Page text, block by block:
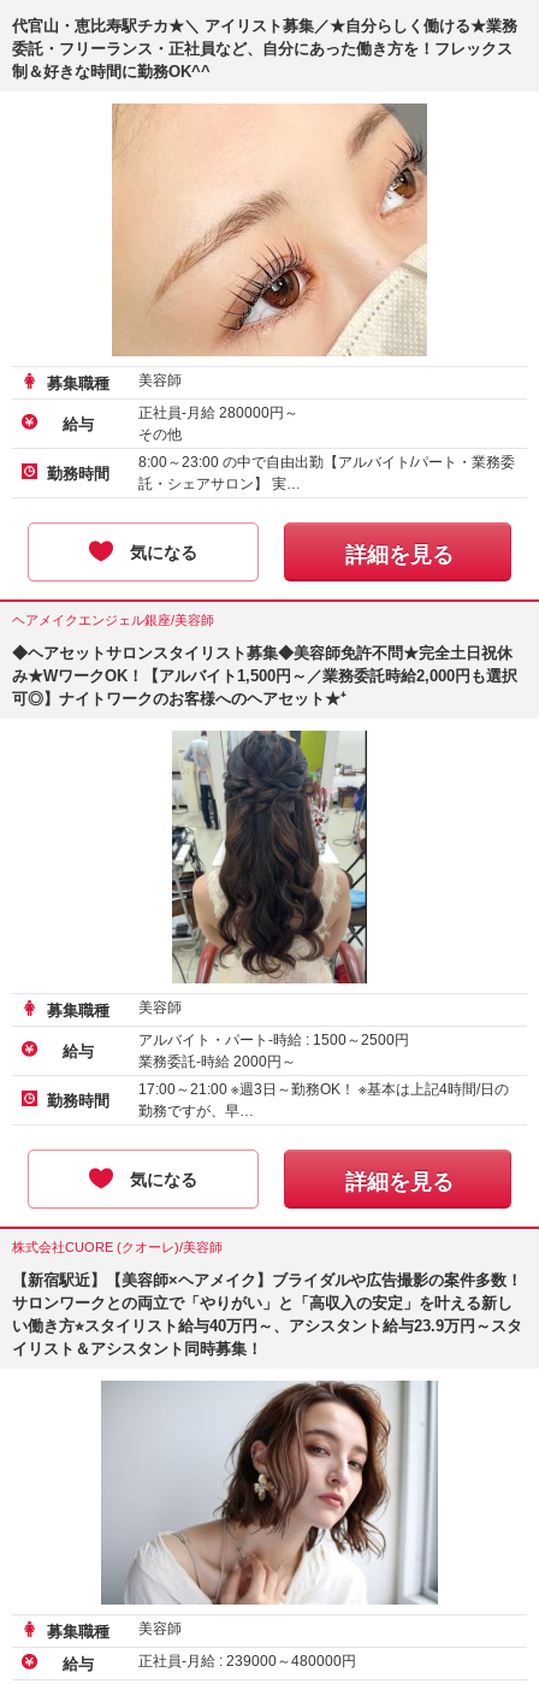
代官山・恵比寿駅チカ★＼ アイリスト募集／★自分らしく働ける★業務
委託・フリーランス・正社員など、自分にあった働き方を！フレックス
制＆好きな時間に勤務OK^^
募集職種 美容師
給与
正社員-月給 280000円～
その他
アルバイト・パート-時給1600円～
勤務時間
8:00～23:00 の中で自由出勤【アルバイト/パート・業務委
託・シェアサロン】 実…
気になる 詳細を見る
ヘアメイクエンジェル銀座/美容師
◆ヘアセットサロンスタイリスト募集◆美容師免許不問★完全土日祝休
み★WワークOK！【アルバイト1,500円～／業務委託時給2,000円も選択
可◎】ナイトワークのお客様へのヘアセット★⁺
募集職種 美容師
給与
アルバイト・パート-時給 : 1500～2500円
業務委託-時給 2000円～
勤務時間
17:00～21:00 ※週3日～勤務OK！ ※基本は上記4時間/日の
勤務ですが、早…
気になる 詳細を見る
株式会社CUORE (クオーレ)/美容師
【新宿駅近】【美容師×ヘアメイク】ブライダルや広告撮影の案件多数！
サロンワークとの両立で「やりがい」と「高収入の安定」を叶える新し
い働き方⭐︎スタイリスト給与40万円～、アシスタント給与23.9万円～スタ
イリスト＆アシスタント同時募集！
募集職種 美容師
給与 正社員-月給 : 239000～480000円